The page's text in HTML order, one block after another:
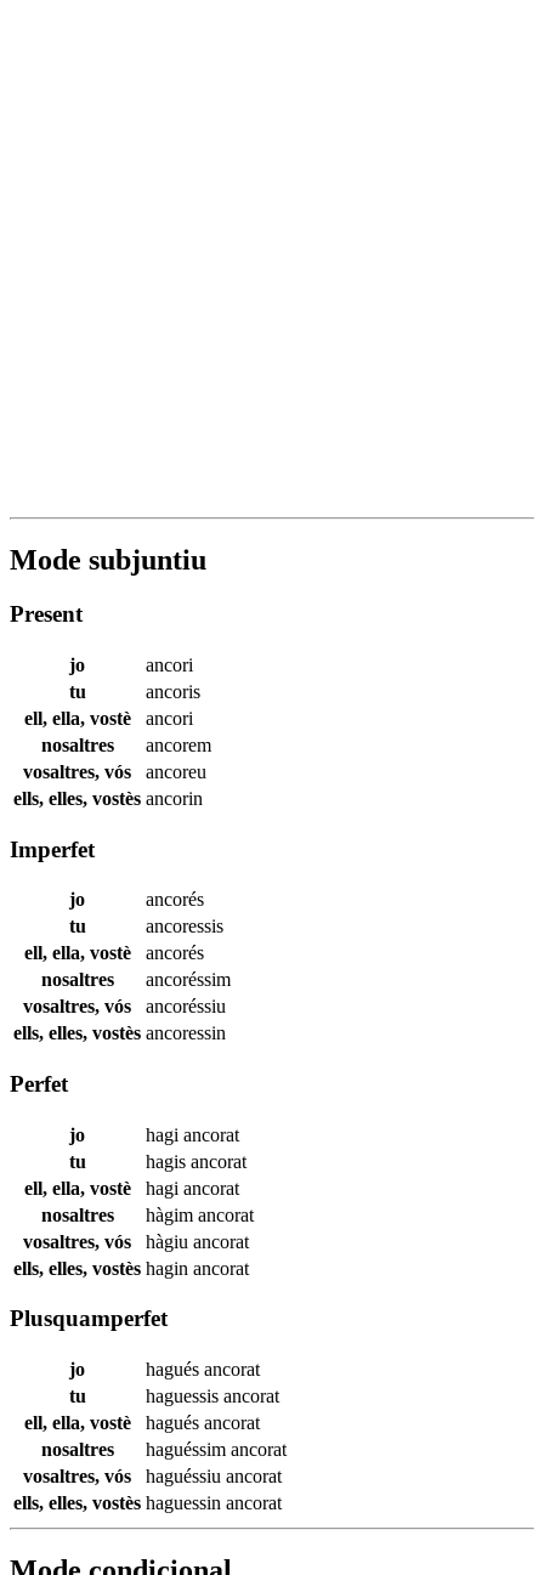
Mode subjuntiu
Present
jo
ancori
tu
ancoris
ell, ella, vostè
ancori
nosaltres
ancorem
vosaltres, vós
ancoreu
ells, elles, vostès ancorin
Imperfet
jo
ancorés
tu
ancoressis
ell, ella, vostè
ancorés
nosaltres
ancoréssim
vosaltres, vós
ancoréssiu
ells, elles, vostès ancoressin
Perfet
jo hagi ancorat
tu
hagis ancorat
ell, ella, vostè
hagi ancorat
nosaltres
hàgim ancorat
vosaltres, vós
hàgiu ancorat
ells, elles, vostès hagin ancorat
Plusquamperfet
jo hagués ancorat
tu
haguessis ancorat
ell, ella, vostè
hagués ancorat
nosaltres
haguéssim ancorat
vosaltres, vós
haguéssiu ancorat
ells, elles, vostès haguessin ancorat